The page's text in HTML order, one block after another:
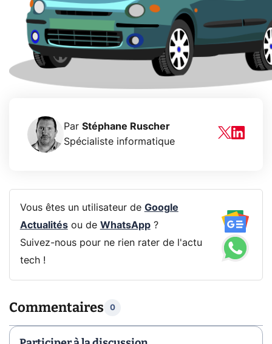
Par Stéphane Ruscher
Spécialiste informatique
Vous êtes un utilisateur de Google
Actualitésou de WhatsApp?
Suivez-nous pour ne rien rater de l'actu
tech !
Commentaires 0